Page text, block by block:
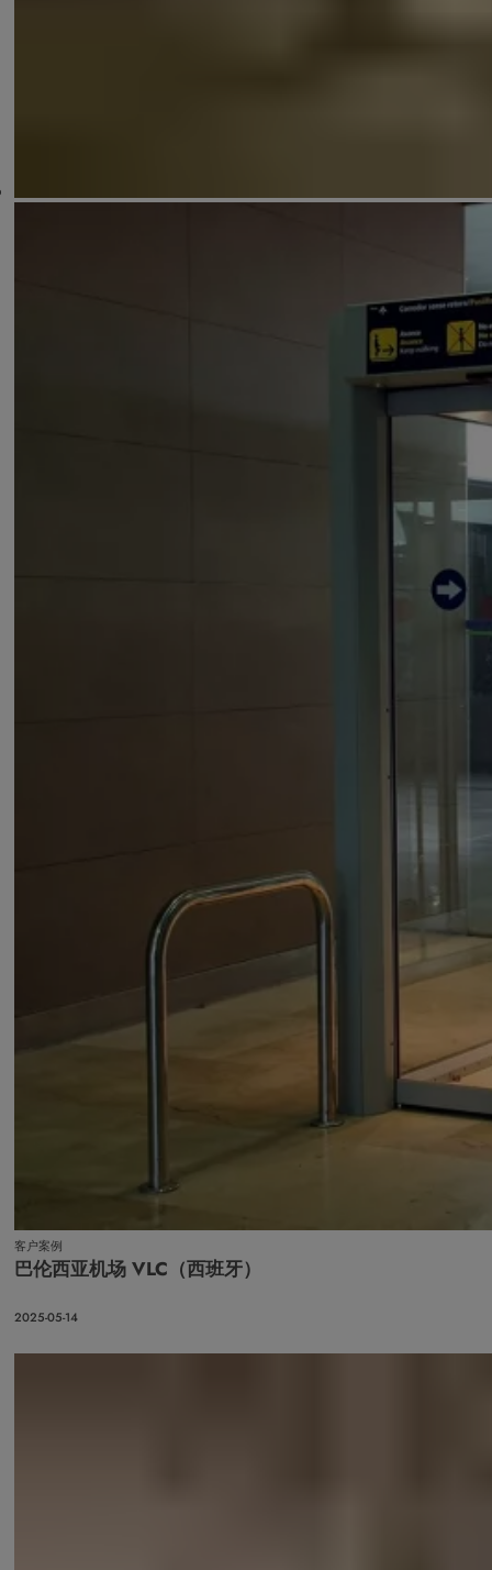
客户案例
巴伦西亚机场 VLC（西班牙）
2025-05-14